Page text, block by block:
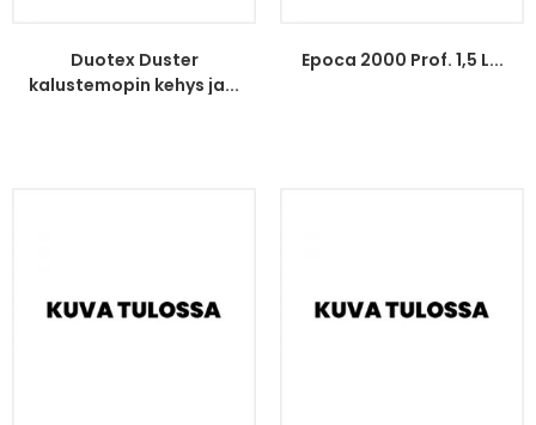
Duotex Duster
kalustemopin kehys ja...
Epoca 2000 Prof. 1,5 L...